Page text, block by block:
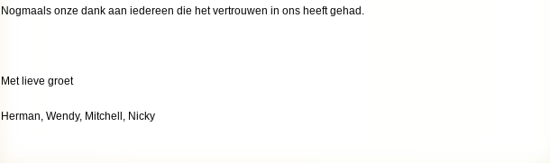
Nogmaals onze dank aan iedereen die het vertrouwen in ons heeft gehad.
Met lieve groet
Herman, Wendy, Mitchell, Nicky